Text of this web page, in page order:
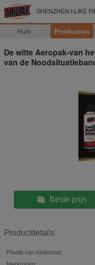
SHENZHEN I-LIKE
Huis Producten
De witte Aeropak-van
van de
Beste prijs
Productdetails
Plaats van herkomst: